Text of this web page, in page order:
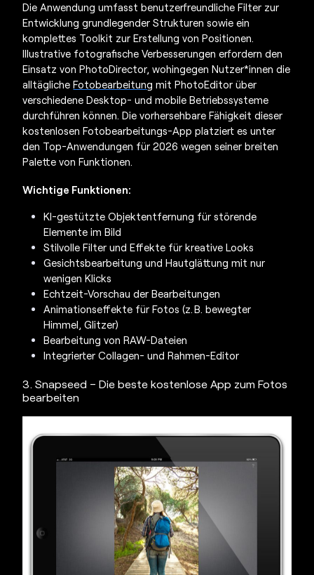
Die Anwendung umfasst benutzerfreundliche Filter zur
Entwicklung grundlegender Strukturen sowie ein
komplettes Toolkit zur Erstellung von Positionen.
Illustrative fotografische Verbesserungen erfordern den
Einsatz von PhotoDirector, wohingegen Nutzer*innen die
alltäglicheFotobearbeitung mit PhotoEditor über
verschiedene Desktop- und mobile Betriebssysteme
durchführen können. Die vorhersehbare Fähigkeit dieser
kostenlosen Fotobearbeitungs-App platziert es unter
den Top-Anwendungen für 2026 wegen seiner breiten
Palette von Funktionen.
Wichtige Funktionen:
KI-gestützte Objektentfernung für störende
Elemente im Bild
Stilvolle Filter und Effekte für kreative Looks
Gesichtsbearbeitung und Hautglättung mit nur
wenigen Klicks
Echtzeit-Vorschau der Bearbeitungen
Animationseffekte für Fotos (z. B. bewegter
Himmel, Glitzer)
Bearbeitung von RAW-Dateien
Integrierter Collagen- und Rahmen-Editor
3. Snapseed – Die beste kostenlose App zum Fotos
bearbeiten